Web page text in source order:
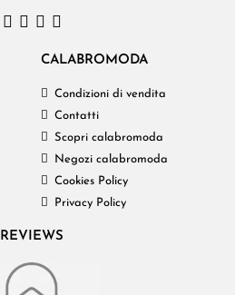
CALABROMODA
Condizioni di vendita
Contatti
Scopri calabromoda
Negozi calabromoda
Cookies Policy
Privacy Policy
REVIEWS